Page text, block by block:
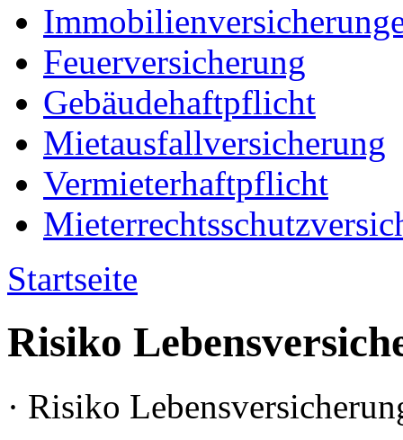
Feuerversicherung
Gebäudehaftpflicht
Mietausfallversicherung
Vermieterhaftpflicht
Startseite
Risiko
· Risiko